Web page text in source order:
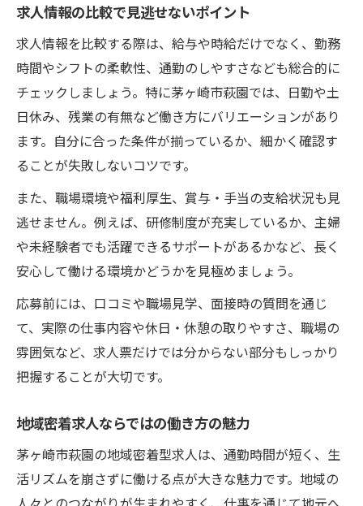
口コミから見抜く求人の職場雰囲気
求人情報で分かるサポート体制の実態
長く働ける求人の職場づくりポイント
安心して働ける求人を選ぶ方法
求人一覧から理想の勤務先を見極めるコツ
求人一覧で自分に合う職場を見抜く方法
求人選択時に注意すべきチェック項目
求人情報から分かる職場の雰囲気とは
求人一覧活用で理想の職場に出会う
求人情報の比較で見逃せないポイント
求人情報を比較する際は、給与や時給だけでなく、勤務
時間やシフトの柔軟性、通勤のしやすさなども総合的に
チェックしましょう。特に茅ヶ崎市萩園では、日勤や土
日休み、残業の有無など働き方にバリエーションがあり
ます。自分に合った条件が揃っているか、細かく確認す
ることが失敗しないコツです。
また、職場環境や福利厚生、賞与・手当の支給状況も見
逃せません。例えば、研修制度が充実しているか、主婦
や未経験者でも活躍できるサポートがあるかなど、長く
安心して働ける環境かどうかを見極めましょう。
応募前には、口コミや職場見学、面接時の質問を通じ
て、実際の仕事内容や休日・休憩の取りやすさ、職場の
雰囲気など、求人票だけでは分からない部分もしっかり
把握することが大切です。
地域密着求人ならではの働き方の魅力
茅ヶ崎市萩園の地域密着型求人は、通勤時間が短く、生
活リズムを崩さずに働ける点が大きな魅力です。地域の